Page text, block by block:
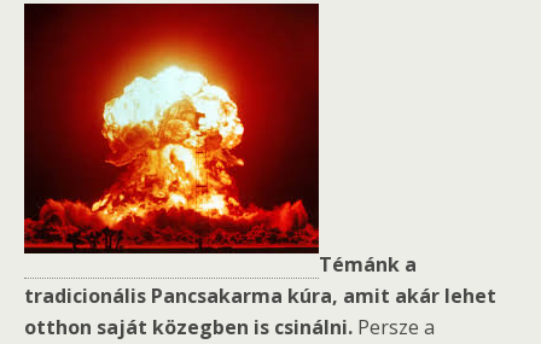
Témánk a
tradicionális Pancsakarma kúra, amit akár lehet
otthon saját közegben is csinálni. Persze a